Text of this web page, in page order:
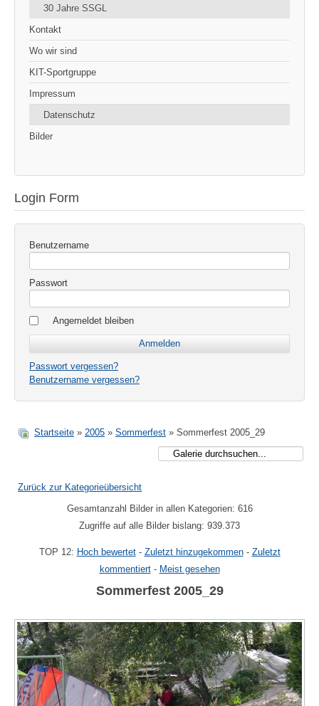
30 Jahre SSGL
Kontakt
Wo wir sind
KIT-Sportgruppe
Impressum
Datenschutz
Bilder
Login Form
Benutzername
Passwort
Angemeldet bleiben
Passwort vergessen?
Benutzername vergessen?
Startseite » 2005 » Sommerfest » Sommerfest 2005_29
Zurück zur Kategorieübersicht
Gesamtanzahl Bilder in allen Kategorien: 616
Zugriffe auf alle Bilder bislang: 939.373
TOP 12: Hoch bewertet- Zuletzt hinzugekommen- Zuletzt
kommentiert- Meist gesehen
Sommerfest 2005_29